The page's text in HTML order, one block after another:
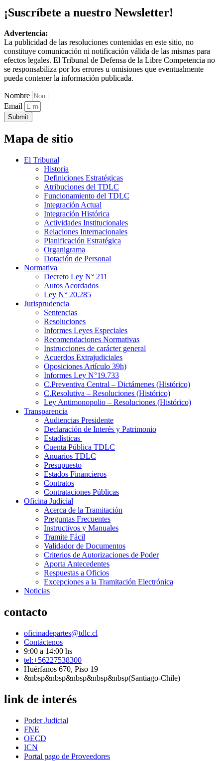
¡Suscríbete a nuestro Newsletter!
Advertencia:
La publicidad de las resoluciones contenidas en este sitio, no
constituye comunicación ni notificación válida de las mismas para
efectos legales. El Tribunal de Defensa de la Libre Competencia no
se responsabiliza por los errores u omisiones que eventualmente
pueda contener la información publicada.
Nombre
Email
Submit
Mapa de sitio
El Tribunal
Historia
Definiciones Estratégicas
Atribuciones del TDLC
Funcionamiento del TDLC
Integración Actual
Integración Histórica
Actividades Institucionales
Relaciones Internacionales
Planificación Estratégica
Organigrama
Dotación de Personal
Normativa
Decreto Ley N° 211
Autos Acordados
Ley N° 20.285
Jurisprudencia
Sentencias
Resoluciones
Informes Leyes Especiales
Recomendaciones Normativas
Instrucciones de carácter general
Acuerdos Extrajudiciales
Oposiciones Artículo 39h)
Informes Ley N°19.733
C.Preventiva Central – Dictámenes (Histórico)
C.Resolutiva – Resoluciones (Histórico)
Ley Antimonopolio – Resoluciones (Histórico)
Transparencia
Audiencias Presidente
Declaración de Interés y Patrimonio
Estadísticas
Cuenta Pública TDLC
Anuarios TDLC
Presupuesto
Estados Financieros
Contratos
Contrataciones Públicas
Oficina Judicial
Acerca de la Tramitación
Preguntas Frecuentes
Instructivos y Manuales
Tramite Fácil
Validador de Documentos
Criterios de Autorizaciones de Poder
Aporta Antecedentes
Respuestas a Oficios
Excepciones a la Tramitación Electrónica
Noticias
contacto
oficinadepartes@tdlc.cl
Contáctenos
9:00 a 14:00 hs
tel:+56227538300
Huérfanos 670, Piso 19
&nbsp&nbsp&nbsp&nbsp&nbsp(Santiago-Chile)
link de interés
Poder Judicial
FNE
OECD
ICN
Portal pago de Proveedores